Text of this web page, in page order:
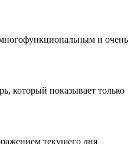
и очень
который показывает только
текущего дня